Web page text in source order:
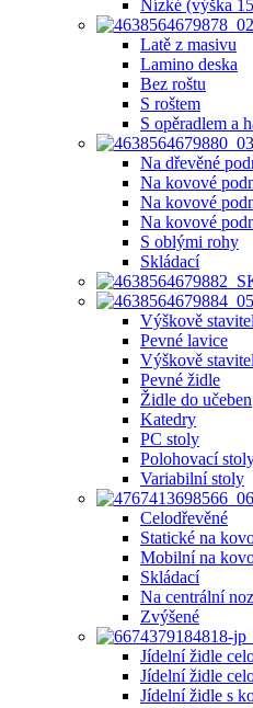
Nízké (výška
Latě z masivu
Lamino deska
Bez roštu
S roštem
S opěradlem a
Na dřevěné
Na kovové
Na kovové
Na kovové
S oblými rohy
Skládací
Výškově
Pevné lavice
Výškově
Pevné židle
Židle do učeben
Katedry
PC stoly
Polohovací
Variabilní stoly
Celodřevěné
Statické na
Mobilní na
Skládací
Na centrální
Zvýšené
Jídelní židle
Jídelní židle
Jídelní židle s